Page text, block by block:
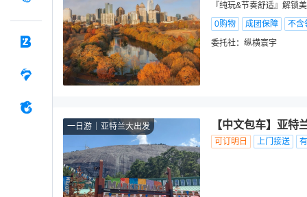
『纯玩&节奏舒适』解锁
0购物
成团保障
不含
委托社： 纵横寰宇
一日游 亚特兰大出发 【中文包车】亚
可订明日 上门接送